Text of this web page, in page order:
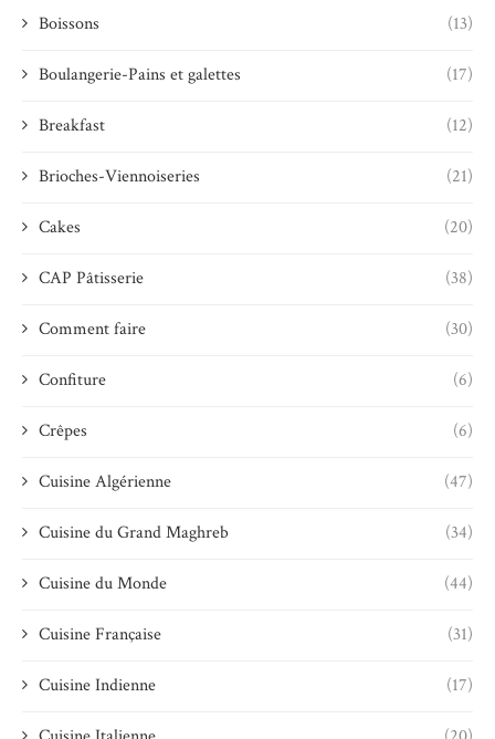
Boissons (13)
Boulangerie-Pains et galettes (17)
Breakfast (12)
Brioches-Viennoiseries (21)
Cakes (20)
CAP Pâtisserie (38)
Comment faire (30)
Confiture (6)
Crêpes (6)
Cuisine Algérienne (47)
Cuisine du Grand Maghreb (34)
Cuisine du Monde (44)
Cuisine Française (31)
Cuisine Indienne (17)